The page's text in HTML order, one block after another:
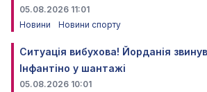
05.08.2026 11:01
Новини
Новини спорту
Ситуація вибухова! Йорданія
Інфантіно у шантажі
05.08.2026 10:01